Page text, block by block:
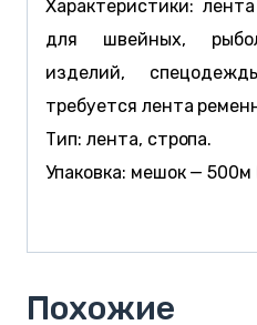
Характеристики:
для швейных,
изделий,
требуется лента
Тип: лента, стропа.
Упаковка: мешок —
Похожие